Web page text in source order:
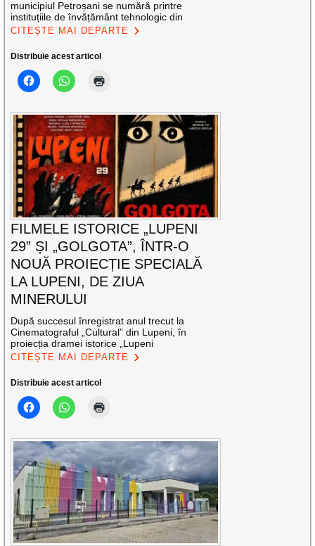
municipiul Petroșani se numără printre
instituțiile de învățământ tehnologic din
CITEȘTE MAI DEPARTE
Distribuie acest articol
FILMELE ISTORICE „LUPENI
29” ȘI „GOLGOTA”, ÎNTR-O
NOUĂ PROIECȚIE SPECIALĂ
LA LUPENI, DE ZIUA
MINERULUI
După succesul înregistrat anul trecut la
Cinematograful „Cultural” din Lupeni, în
proiecția dramei istorice „Lupeni
CITEȘTE MAI DEPARTE
Distribuie acest articol